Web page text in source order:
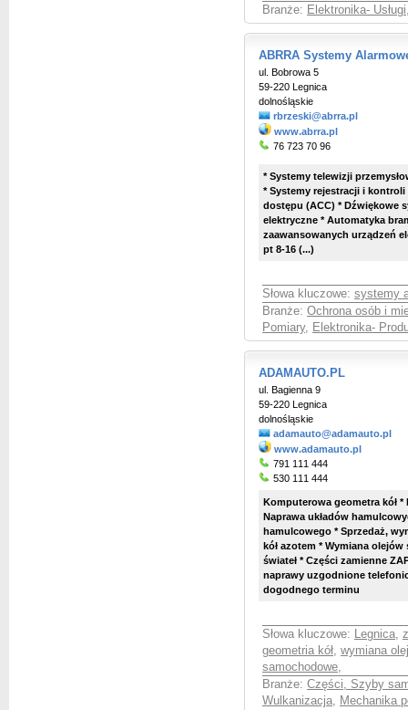
Branże: Elektronika- Usługi
ABRRA Systemy
ul. Bobrowa 5
59-220 Legnica
dolnośląskie
rbrzeski@abrra.pl
www.abrra.pl
76 723 70 96
* Systemy telewizji
* Systemy rejestracji i
dostępu (ACC) * Dźwiękowe
elektryczne * Automatyka
zaawansowanych urządzeń
pt 8-16 (...)
Słowa kluczowe: systemy
Branże: Ochrona osób i
Pomiary, Elektronika-
ADAMAUTO.PL
ul. Bagienna 9
59-220 Legnica
dolnośląskie
adamauto@adamauto.pl
www.adamauto.pl
791 111 444
530 111 444
Komputerowa geometra kół
Naprawa układów
hamulcowego * Sprzedaż,
kół azotem * Wymiana
świateł * Części zamienne
naprawy uzgodnione
dogodnego terminu
Słowa kluczowe: Legnica,
geometria kół, wymiana
samochodowe,
Branże: Części, Szyby
Wulkanizacja, Mechanika